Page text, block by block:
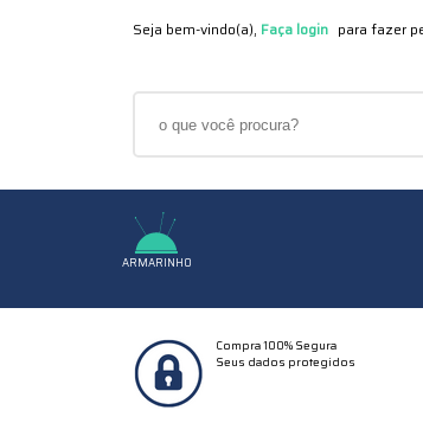
Seja bem-vindo(a), Faça login
ARMARINHO
Compra 100% Segura
Seus dados protegidos